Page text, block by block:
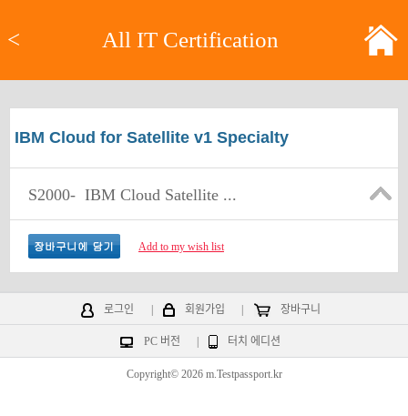
< All IT Certification
IBM Cloud for Satellite v1 Specialty
S2000- IBM Cloud Satellite ...
Add to my wish list
로그인 회원가입 장바구니
PC 버전 터치 에디션
Copyright© 2026 m.Testpassport.kr